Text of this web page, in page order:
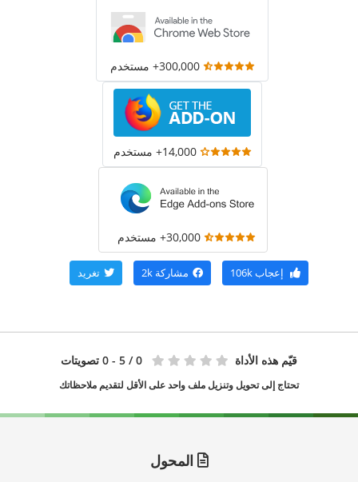
300,000+ مستخدم
14,000+ مستخدم
30,000+ مستخدم
إعجاب106k مشاركة 2k تغريد
قيّم هذه الأداة 0 / 5 - 0 تصويتات
تحتاج إلى تحويل وتنزيل ملف واحد على الأقل لتقديم ملاحظاتك
المحول